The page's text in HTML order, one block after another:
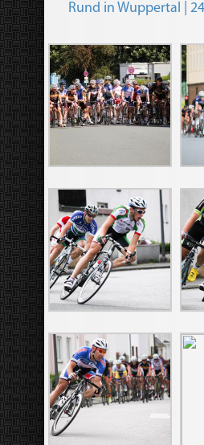
Rund in Wuppertal |